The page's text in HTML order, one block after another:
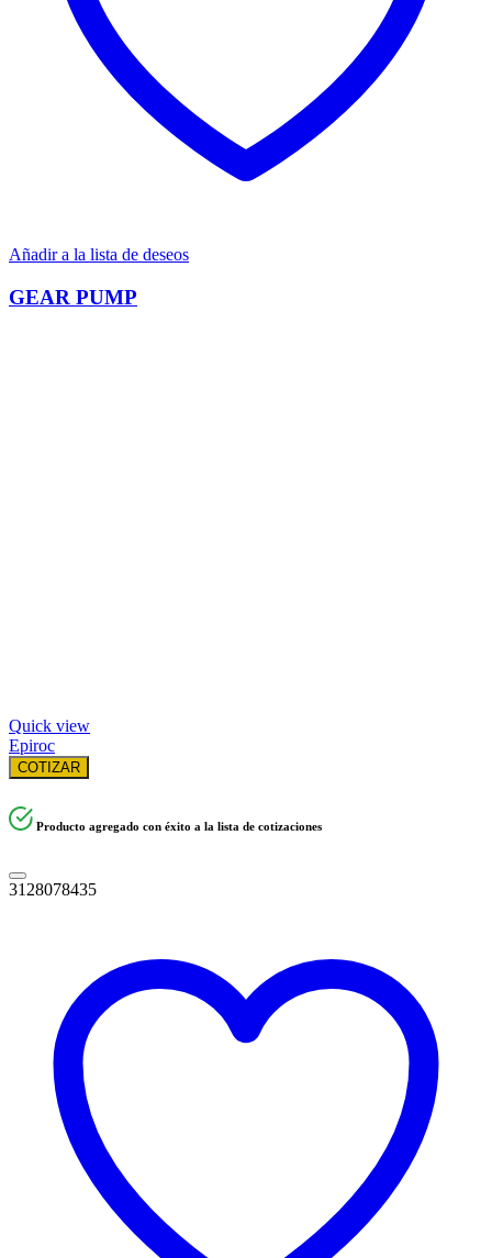
Añadir a la lista de deseos
GEAR PUMP
Quick view
Epiroc
COTIZAR
Producto agregado con éxito a la lista de cotizaciones
3128078435